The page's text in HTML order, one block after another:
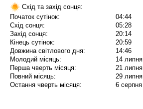
Схід та захід сонця:
Початок сутінок:
04:44
Схід сонця:
05:28
Захід сонця:
20:14
Кінець сутінок:
20:59
Довжина світлового дня:
14:46
Молодий місяць:
14 липня
Перша чверть місяця:
21 липня
Повний місяць:
29 липня
Остання чверть місяця:
6 серпня